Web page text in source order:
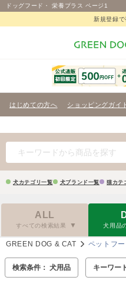
ドッグフード・ 栄養プラス ページ1
新規登録
はじめての方へ ショッピングガイ
犬カテゴリ一覧 犬ブランド一覧 猫カテ
ALL
すべての検索結果 犬用品
GREEN DOG & CAT ペットフ
検索条件： 犬用品 キーワー